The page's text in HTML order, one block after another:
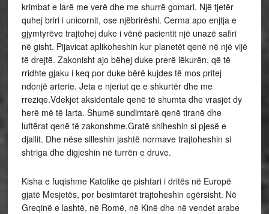
krimbat e larë me verë dhe me shurrë gomari. Një tjetër
quhej briri i unicornit, ose njëbrirëshi. Cerma apo enjtja e
gjymtyrëve trajtohej duke i vënë pacientit një unazë safiri
në gisht. Pijavicat aplikoheshin kur planetët qenë në një vijë
të drejtë. Zakonisht ajo bëhej duke prerë lëkurën, që të
rridhte gjaku i keq por duke bërë kujdes të mos pritej
ndonjë arterie. Jeta e njeriut qe e shkurtër dhe me
rreziqe.Vdekjet aksidentale qenë të shumta dhe vrasjet dy
herë më të larta. Shumë sundimtarë qenë tiranë dhe
luftërat qenë të zakonshme.Gratë shiheshin si pjesë e
djallit. Dhe nëse silleshin jashtë normave trajtoheshin si
shtriga dhe digjeshin në turrën e druve.
Kisha e fuqishme Katolike qe pishtari i dritës në Europë
gjatë Mesjetës, por besimtarët trajtoheshin egërsisht. Në
Greqinë e lashtë, në Romë, në Kinë dhe në vendet arabe